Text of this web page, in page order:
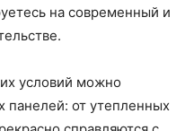
на современный и
условий можно
панелей: от утепленных